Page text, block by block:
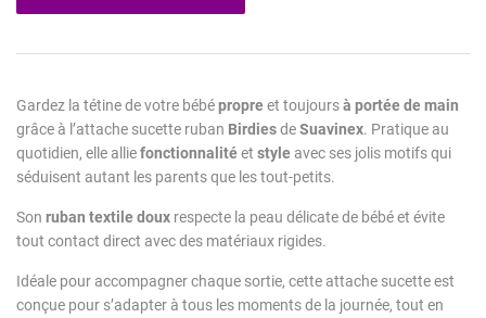
Gardez la tétine de votre bébépropre et toujoursà portée de main
grâce à l’attache sucette ruban BirdiesdeSuavinex. Pratique au
quotidien, elle alliefonctionnalité et style avec ses jolis motifs qui
séduisent autant les parents que les tout-petits.
Son ruban textile doux respecte la peau délicate de bébé et évite
tout contact direct avec des matériaux rigides.
Idéale pour accompagner chaque sortie, cette attache sucette est
conçue pour s’adapter à tous les moments de la journée, tout en